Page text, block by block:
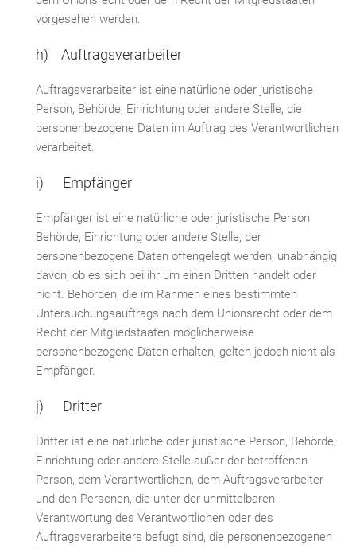
vorgesehen werden.
h) Auftragsverarbeiter
Auftragsverarbeiter ist eine natürliche oder juristische
Person, Behörde, Einrichtung oder andere Stelle, die
personenbezogene Daten im Auftrag des Verantwortlichen
verarbeitet.
i) Empfänger
Empfänger ist eine natürliche oder juristische Person,
Behörde, Einrichtung oder andere Stelle, der
personenbezogene Daten offengelegt werden, unabhängig
davon, ob es sich bei ihr um einen Dritten handelt oder
nicht. Behörden, die im Rahmen eines bestimmten
Untersuchungsauftrags nach dem Unionsrecht oder dem
Recht der Mitgliedstaaten möglicherweise
personenbezogene Daten erhalten, gelten jedoch nicht als
Empfänger.
j) Dritter
Dritter ist eine natürliche oder juristische Person, Behörde,
Einrichtung oder andere Stelle außer der betroffenen
Person, dem Verantwortlichen, dem Auftragsverarbeiter
und den Personen, die unter der unmittelbaren
Verantwortung des Verantwortlichen oder des
Auftragsverarbeiters befugt sind, die personenbezogenen